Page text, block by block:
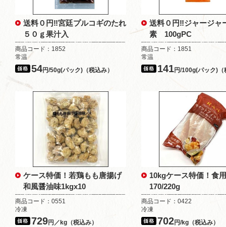
送料０円‼宮廷プルコギのたれ
５０ｇ果汁入
商品コード：1852
常温
54円/50g(パック)（税込み）
送料０円‼ジャージャ
素 100gPC
商品コード：1851
常温
141円/100g(パック)（
ケース特価！若鶏もも唐揚げ
和風醤油味1kgx10
商品コード：0551
冷凍
729円／kg（税込み）
10kgケース特価！食
170/220g
商品コード：0422
冷凍
702円/kg（税込み）